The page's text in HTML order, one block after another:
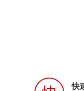
快